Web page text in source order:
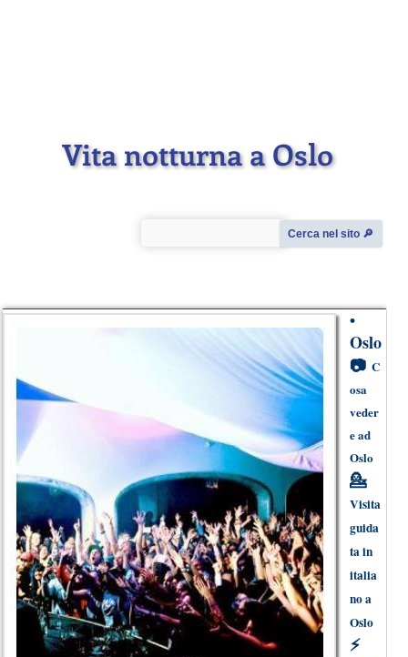
Vita notturna a Oslo
Cerca nel sito 🔎︎
•
Oslo
📷 C
osa
veder
e ad
Oslo
💁
Visita
guida
ta in
italia
no a
Oslo
⚡